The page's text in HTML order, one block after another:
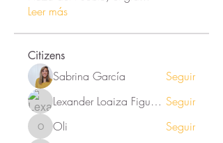
Leer más
Citizens
Sabrina García
Seguir
Lexander Loaiza Figueroa Seguir
Oli Oli Seguir